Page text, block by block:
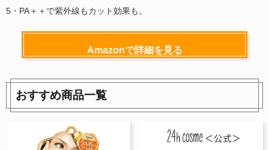
5・PA＋＋で紫外線もカット効果も。
Amazonで詳細を見る
おすすめ商品一覧